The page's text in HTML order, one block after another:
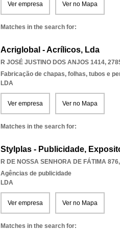
Ver empresa Ver no Mapa
Matches in the search for:
Acriglobal - Acrílicos, Lda
R JOSÉ JUSTINO DOS ANJOS 1414,
Fabricação de chapas, folhas, tubos e
LDA
Ver empresa Ver no Mapa
Matches in the search for:
Stylplas - Publicidade,
R DE NOSSA SENHORA DE FÁTIMA
Agências de publicidade
LDA
Ver empresa Ver no Mapa
Matches in the search for: